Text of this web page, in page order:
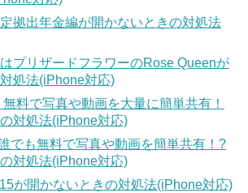
拠出年金編が開かないときの対処法
プリザードフラワーのRose Queenが
処法(iPhone対応)
料で写真や動画を大量に簡単共有！
対処法(iPhone対応)
でも無料で写真や動画を簡単共有！?
対処法(iPhone対応)
が開かないときの対処法(iPhone対応)